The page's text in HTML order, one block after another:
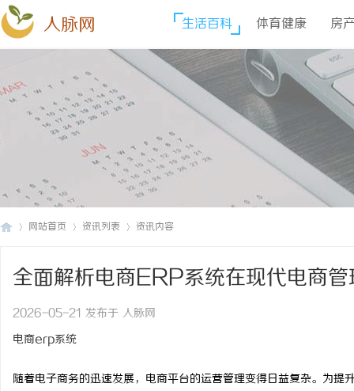
人脉网 生活百科 体育健康 房
网站首页 资讯列表 资讯内容
全面解析电商ERP系统在现代电商
2026-05-21 发布于 人脉网
电商erp系统
随着电子商务的迅速发展，电商平台的运营管理变得日益复杂。为